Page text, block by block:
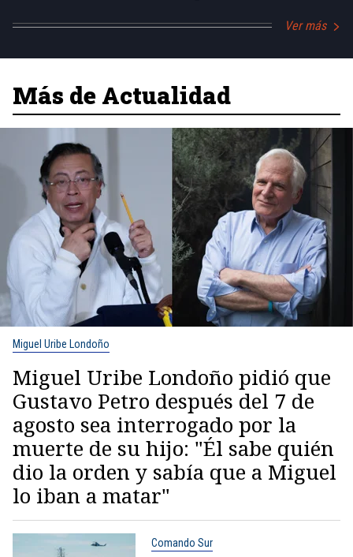
Ver más
Más de Actualidad
Miguel Uribe Londoño
Miguel Uribe Londoño pidió que
Gustavo Petro después del 7 de
agosto sea interrogado por la
muerte de su hijo: "Él sabe quién
dio la orden y sabía que a Miguel
lo iban a matar"
Comando Sur